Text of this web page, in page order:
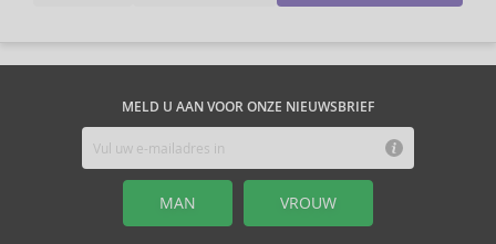
MELD U AAN VOOR ONZE NIEUWSBRIEF
MAN VROUW